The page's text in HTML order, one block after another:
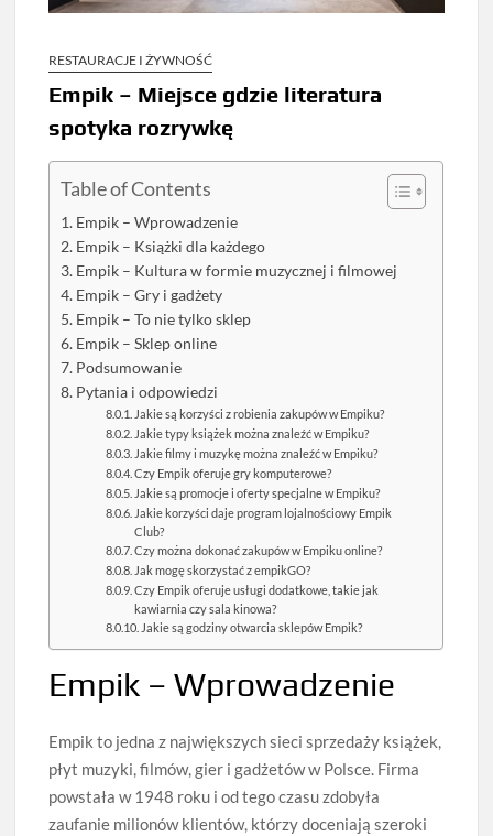
RESTAURACJE I ŻYWNOŚĆ
Empik – Miejsce gdzie literatura
spotyka rozrywkę
Table of Contents
Empik – Wprowadzenie
Empik – Książki dla każdego
Empik – Kultura w formie muzycznej i filmowej
Empik – Gry i gadżety
Empik – To nie tylko sklep
Empik – Sklep online
Podsumowanie
Pytania i odpowiedzi
Jakie są korzyści z robienia zakupów w Empiku?
Jakie typy książek można znaleźć w Empiku?
Jakie filmy i muzykę można znaleźć w Empiku?
Czy Empik oferuje gry komputerowe?
Jakie są promocje i oferty specjalne w Empiku?
Jakie korzyści daje program lojalnościowy Empik
Club?
Czy można dokonać zakupów w Empiku online?
Jak mogę skorzystać z empikGO?
Czy Empik oferuje usługi dodatkowe, takie jak
kawiarnia czy sala kinowa?
Jakie są godziny otwarcia sklepów Empik?
Empik – Wprowadzenie
Empik to jedna z największych sieci sprzedaży książek,
płyt muzyki, filmów, gier i gadżetów w Polsce. Firma
powstała w 1948 roku i od tego czasu zdobyła
zaufanie milionów klientów, którzy doceniają szeroki